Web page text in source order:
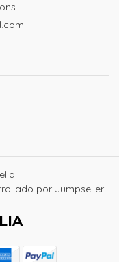
por Jumpseller.